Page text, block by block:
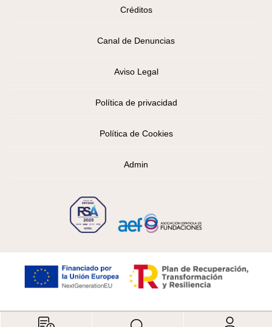
Créditos
Canal de Denuncias
Aviso Legal
Política de privacidad
Política de Cookies
Admin